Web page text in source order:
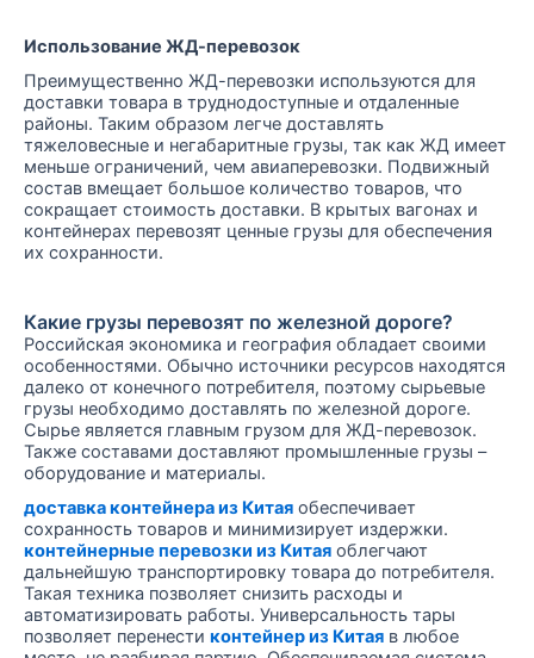
Использование ЖД-перевозок
Преимущественно ЖД-перевозки используются для
доставки товара в труднодоступные и отдаленные
районы. Таким образом легче доставлять
тяжеловесные и негабаритные грузы, так как ЖД имеет
меньше ограничений, чем авиаперевозки. Подвижный
состав вмещает большое количество товаров, что
сокращает стоимость доставки. В крытых вагонах и
контейнерах перевозят ценные грузы для обеспечения
их сохранности.
Какие грузы перевозят по железной дороге?
Российская экономика и география обладает своими
особенностями. Обычно источники ресурсов находятся
далеко от конечного потребителя, поэтому сырьевые
грузы необходимо доставлять по железной дороге.
Сырье является главным грузом для ЖД-перевозок.
Также составами доставляют промышленные грузы –
оборудование и материалы.
доставка контейнера из Китая обеспечивает
сохранность товаров и минимизирует издержки.
контейнерные перевозки из Китая облегчают
дальнейшую транспортировку товара до потребителя.
Такая техника позволяет снизить расходы и
автоматизировать работы. Универсальность тары
позволяет перенести контейнер из Китая в любое